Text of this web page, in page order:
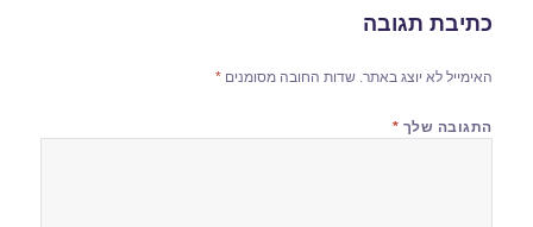
כתיבת תגובה
האימייל לא יוצג באתר. שדות החובה מסומנים*
התגובה שלך *